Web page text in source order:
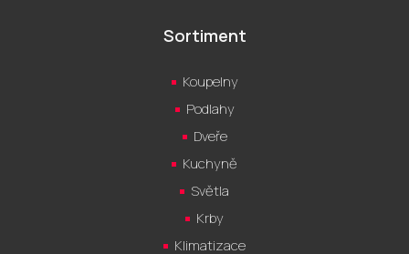
Sortiment
Koupelny
Podlahy
Dveře
Kuchyně
Světla
Krby
Klimatizace